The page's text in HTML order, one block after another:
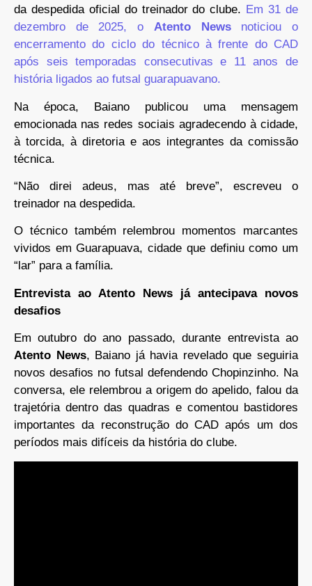
da despedida oficial do treinador do clube. Em 31 de
dezembro de 2025, o Atento Newsnoticiou o
encerramento do ciclo do técnico à frente do CAD
após seis temporadas consecutivas e 11 anos de
história ligados ao futsal guarapuavano.
Na época, Baiano publicou uma mensagem
emocionada nas redes sociais agradecendo à cidade,
à torcida, à diretoria e aos integrantes da comissão
técnica.
“Não direi adeus, mas até breve”, escreveu o
treinador na despedida.
O técnico também relembrou momentos marcantes
vividos em Guarapuava, cidade que definiu como um
“lar” para a família.
Entrevista ao Atento News já antecipava novos
desafios
Em outubro do ano passado, durante entrevista ao
Atento News, Baiano já havia revelado que seguiria
novos desafios no futsal defendendo Chopinzinho. Na
conversa, ele relembrou a origem do apelido, falou da
trajetória dentro das quadras e comentou bastidores
importantes da reconstrução do CAD após um dos
períodos mais difíceis da história do clube.